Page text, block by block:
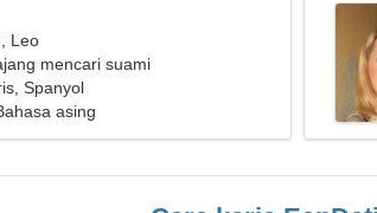
Leo
mencari suami
Spanyol
asing